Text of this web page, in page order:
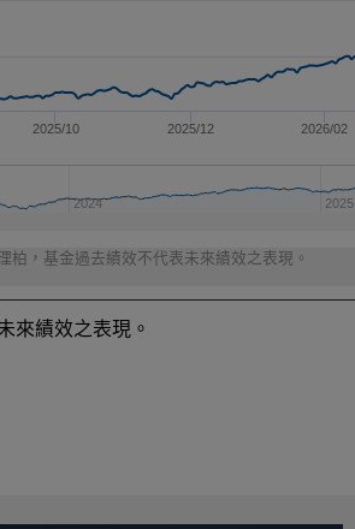
2024 2025
2025/10 2025/12 2026/02
柏，基金過去績效不代表未來績效之表現。
來績效之表現。